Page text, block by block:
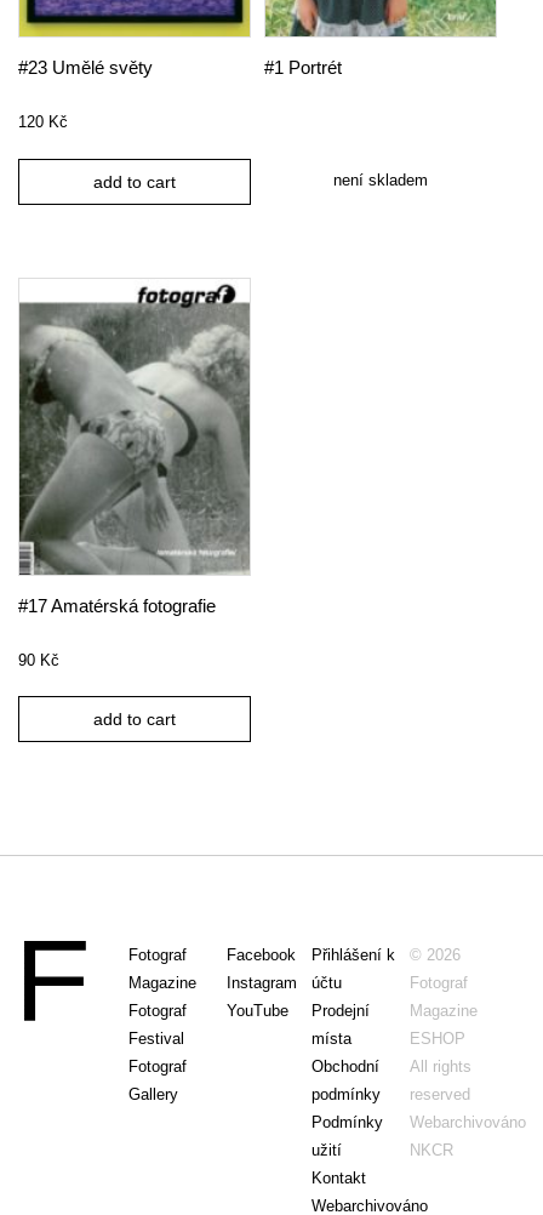
#23 Umělé světy
120 Kč
add to cart
#1 Portrét
není skladem
#17 Amatérská fotografie
90 Kč
add to cart
Fotograf
Magazine
Fotograf
Festival
Fotograf
Gallery
Facebook
Instagram
YouTube
Přihlášení k
účtu
Prodejní
místa
Obchodní
podmínky
Podmínky
užití
Kontakt
Webarchivováno
© 2026
Fotograf
Magazine
ESHOP
All rights
reserved
Webarchivováno
NKCR